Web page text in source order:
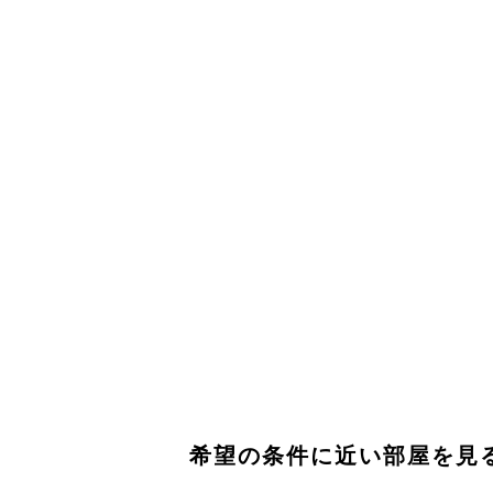
希望の条件に近い部屋を見